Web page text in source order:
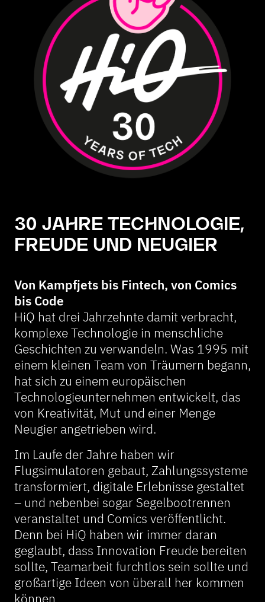
30 JAHRE TECHNOLOGIE,
FREUDE UND NEUGIER
Von Kampfjets bis Fintech, von Comics
bis Code
HiQ hat drei Jahrzehnte damit verbracht,
komplexe Technologie in menschliche
Geschichten zu verwandeln. Was 1995 mit
einem kleinen Team von Träumern begann,
hat sich zu einem europäischen
Technologieunternehmen entwickelt, das
von Kreativität, Mut und einer Menge
Neugier angetrieben wird.
Im Laufe der Jahre haben wir
Flugsimulatoren gebaut, Zahlungssysteme
transformiert, digitale Erlebnisse gestaltet
– und nebenbei sogar Segelbootrennen
veranstaltet und Comics veröffentlicht.
Denn bei HiQ haben wir immer daran
geglaubt, dass Innovation Freude bereiten
sollte, Teamarbeit furchtlos sein sollte und
großartige Ideen von überall her kommen
können.